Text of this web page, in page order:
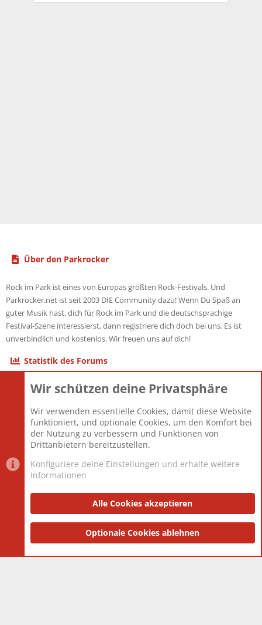
Über den Parkrocker
Rock im Park ist eines von Europas größten Rock-Festivals. Und
Parkrocker.net ist seit 2003 DIE Community dazu! Wenn Du Spaß an
guter Musik hast, dich für Rock im Park und die deutschsprachige
Festival-Szene interessierst, dann registriere dich doch bei uns. Es ist
unverbindlich und kostenlos. Wir freuen uns auf dich!
Statistik des Forums
Themen
Mitglieder
12.426
Neuestes Mitglied
nabulamisika
Datenschutzerklärung Impressum
Community platform by XenForo® © 2010-2025 XenForo Ltd.
and add-ons by ThemeHouse
Wir schützen deine Privatsphäre
Wir verwenden essentielle Cookies, damit diese Website
funktioniert, und optionale Cookies, um den Komfort bei
der Nutzung zu verbessern und Funktionen von
Drittanbietern bereitzustellen.
Konfiguriere deine Einstellungen und erhalte weitere
Informationen
Alle Cookies akzeptieren
Optionale Cookies ablehnen